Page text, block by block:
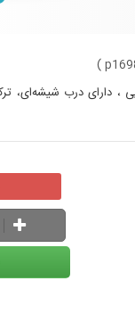
)
در ماشین ظرفشویی ، دارای